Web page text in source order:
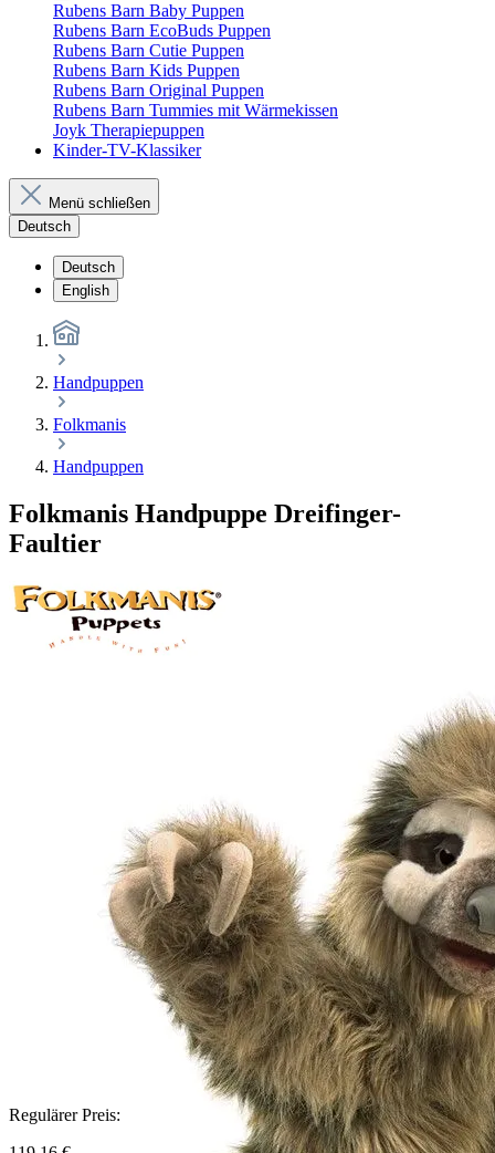
Rubens Barn Baby Puppen
Rubens Barn EcoBuds Puppen
Rubens Barn Cutie Puppen
Rubens Barn Kids Puppen
Rubens Barn Original Puppen
Rubens Barn Tummies mit Wärmekissen
Joyk Therapiepuppen
Kinder-TV-Klassiker
Menü schließen
Deutsch
Deutsch
English
Handpuppen
Folkmanis
Handpuppen
Folkmanis Handpuppe Dreifinger-
Faultier
Regulärer Preis: